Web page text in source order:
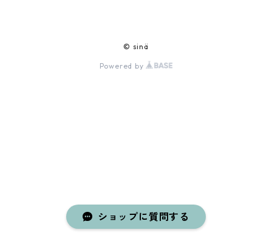
© sinä
Powered by
ショップに質問する